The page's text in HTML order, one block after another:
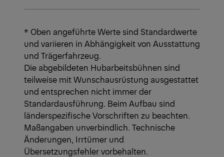
* Oben angeführte Werte sind Standardwerte
und variieren in Abhängigkeit von Ausstattung
und Trägerfahrzeug.
Die abgebildeten Hubarbeitsbühnen sind
teilweise mit Wunschausrüstung ausgestattet
und entsprechen nicht immer der
Standardausführung. Beim Aufbau sind
länderspezifische Vorschriften zu beachten.
Maßangaben unverbindlich. Technische
Änderungen, Irrtümer und
Übersetzungsfehler vorbehalten.